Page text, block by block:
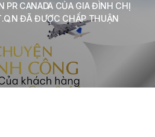
PR CANADA CỦA GIA ĐÌNH CHỊ
ĐÃ ĐƯỢC CHẤP THUẬN